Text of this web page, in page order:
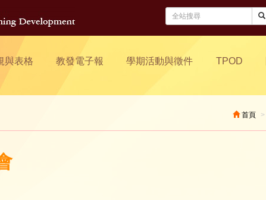
與表格 教發電子報 學期活動與徵件 TPOD
首頁